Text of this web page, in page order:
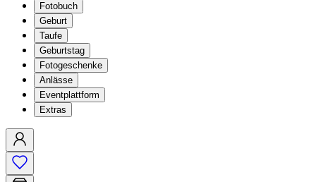
Fotobuch
Geburt
Taufe
Geburtstag
Fotogeschenke
Anlässe
Eventplattform
Extras